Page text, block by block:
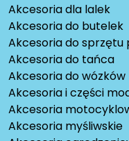
Akcesoria dla lalek
Akcesoria do butelek
Akcesoria do
Akcesoria do tańca
Akcesoria do wózków
Akcesoria i części
Akcesoria
Akcesoria myśliwskie